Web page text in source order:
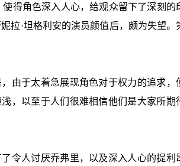
得角色深入人心，给观众留下了深刻的
拉·坦格利安的演员颜值后，颇为失望。
由于太着急展现角色对于权力的追求，
，以至于人们很难相信他们是大家所期
令人讨厌乔弗里，以及深入人心的提利